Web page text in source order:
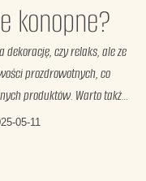
konopne?
dekorację, czy relaks, ale ze
prozdrowotnych, co
produktów. Warto także
zapachem
05-11